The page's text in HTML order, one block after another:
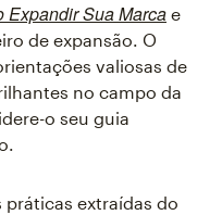
Expandir Sua Marca e
de expansão. O
valiosas de
no campo da
o seu guia
práticas extraídas do